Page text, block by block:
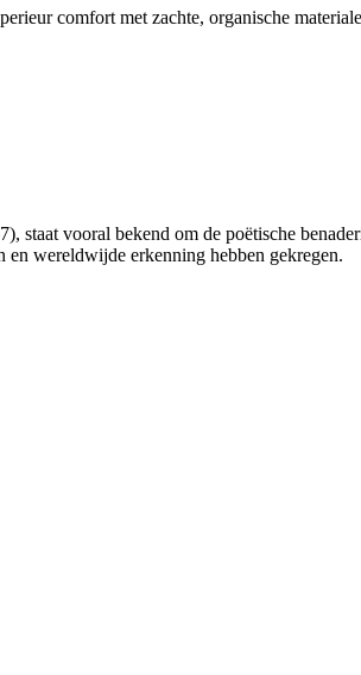
comfort met zachte, organische
vooral bekend om de poëtische
en wereldwijde erkenning hebben gekregen.